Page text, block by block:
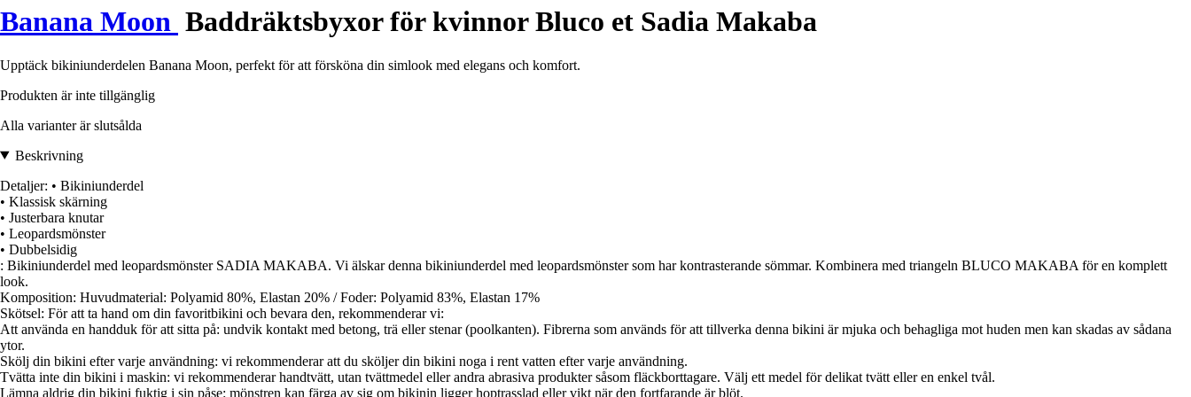
Banana Moon Baddräktsbyxor för kvinnor Bluco et Sadia Makaba
Upptäck bikiniunderdelen Banana Moon, perfekt för att försköna din simlook med elegans och komfort.
Produkten är inte tillgänglig
Alla varianter är slutsålda
Beskrivning
Detaljer: • Bikiniunderdel
• Klassisk skärning
• Justerbara knutar
• Leopardsmönster
• Dubbelsidig
: Bikiniunderdel med leopardsmönster SADIA MAKABA. Vi älskar denna bikiniunderdel med leopardsmönster som har kontrasterande sömmar. Kombinera med triangeln BLUCO MAKABA för en komplett
look.
Komposition: Huvudmaterial: Polyamid 80%, Elastan 20% / Foder: Polyamid 83%, Elastan 17%
Skötsel: För att ta hand om din favoritbikini och bevara den, rekommenderar vi:
Att använda en handduk för att sitta på: undvik kontakt med betong, trä eller stenar (poolkanten). Fibrerna som används för att tillverka denna bikini är mjuka och behagliga mot huden men kan skadas av sådana
ytor.
Skölj din bikini efter varje användning: vi rekommenderar att du sköljer din bikini noga i rent vatten efter varje användning.
Tvätta inte din bikini i maskin: vi rekommenderar handtvätt, utan tvättmedel eller andra abrasiva produkter såsom fläckborttagare. Välj ett medel för delikat tvätt eller en enkel tvål.
Lämna aldrig din bikini fuktig i sin påse: mönstren kan färga av sig om bikinin ligger hoptrasslad eller vikt när den fortfarande är blöt.